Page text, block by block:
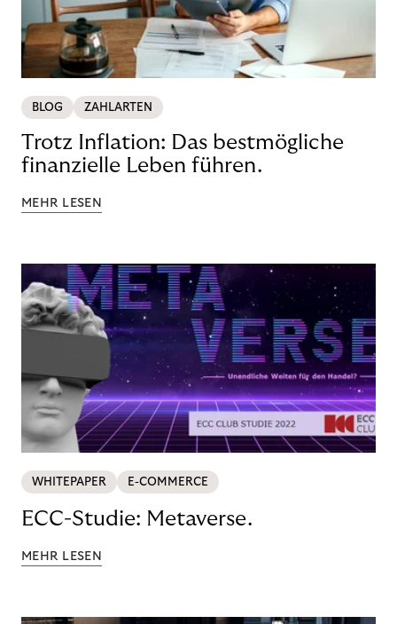
BLOG ZAHLARTEN
Trotz Inflation: Das bestmögliche
finanzielle Leben führen.
MEHR LESEN
WHITEPAPER E-COMMERCE
ECC-Studie: Metaverse.
MEHR LESEN